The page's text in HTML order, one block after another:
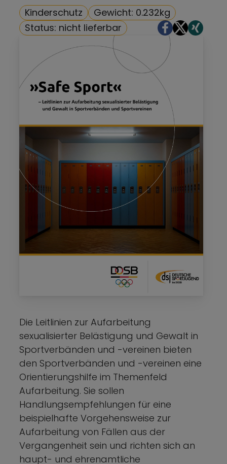
Kinderschutz
Gewicht: 0.232kg
Status: nicht lieferbar
Die Leitlinien zur Aufarbeitung
sexualisierter Belästigung und Gewalt in
Sportverbänden und -vereinen bieten
den Sportverbänden und -vereinen eine
Orientierungshilfe im Themenfeld
Aufarbeitung. Sie sollen
Handlungsempfehlungen für eine
beispielhafte Vorgehensweise zur
Aufarbeitung von Fällen aus der
Vergangenheit sein und richten sich an
haupt- und ehrenamtliche